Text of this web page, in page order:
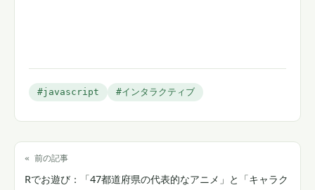
#javascript #インタラクティブ
« 前の記事
Rでお遊び：「47都道府県の代表的なアニメ」と「キャラク